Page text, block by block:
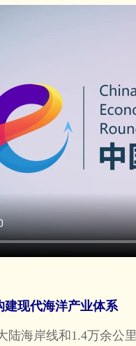
建现代海洋产业体系
海岸线和1.4万余公